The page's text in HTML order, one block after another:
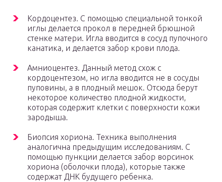
Кордоцентез. С помощью специальной тонкой
иглы делается прокол в передней брюшной
стенке матери. Игла вводится в сосуд пупочного
канатика, и делается забор крови плода.
Амниоцентез. Данный метод схож с
кордоцентезом, но игла вводится не в сосуды
пуповины, а в плодный мешок. Отсюда берут
некоторое количество плодной жидкости,
которая содержит клетки с поверхности кожи
зародыша.
Биопсия хориона. Техника выполнения
аналогична предыдущим исследованиям. С
помощью пункции делается забор ворсинок
хориона (оболочки плода), которые также
содержат ДНК будущего ребенка.